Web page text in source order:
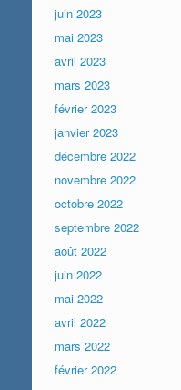
juin 2023
mai 2023
avril 2023
mars 2023
février 2023
janvier 2023
décembre 2022
novembre 2022
octobre 2022
septembre 2022
août 2022
juin 2022
mai 2022
avril 2022
mars 2022
février 2022